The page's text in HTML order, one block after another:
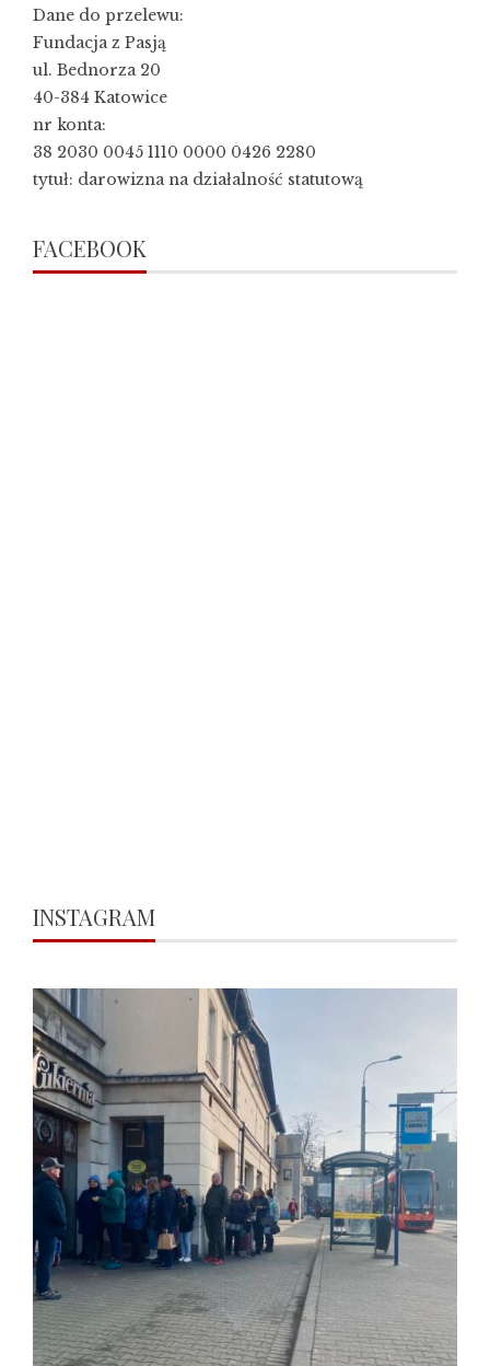
Dane do przelewu:
Fundacja z Pasją
ul. Bednorza 20
40-384 Katowice
nr konta:
38 2030 0045 1110 0000 0426 2280
tytuł: darowizna na działalność statutową
FACEBOOK
INSTAGRAM